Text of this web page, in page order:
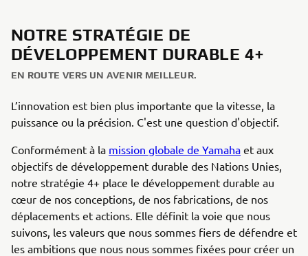
NOTRE STRATÉGIE DE
DÉVELOPPEMENT DURABLE 4+
EN ROUTE VERS UN AVENIR MEILLEUR.
L’innovation est bien plus importante que la vitesse, la
puissance ou la précision. C'est une question d'objectif.
Conformément à la mission globale de Yamaha et aux
objectifs de développement durable des Nations Unies,
notre stratégie 4+ place le développement durable au
cœur de nos conceptions, de nos fabrications, de nos
déplacements et actions. Elle définit la voie que nous
suivons, les valeurs que nous sommes fiers de défendre et
les ambitions que nous nous sommes fixées pour créer un